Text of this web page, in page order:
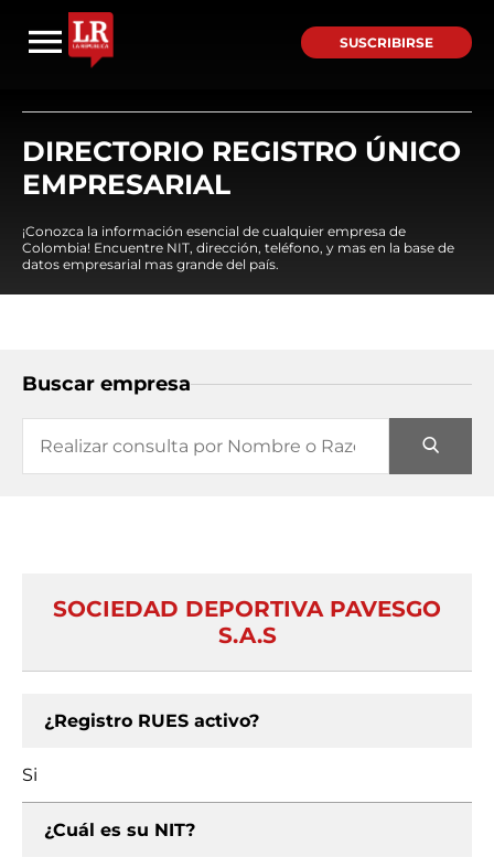
SUSCRIBIRSE
DIRECTORIO REGISTRO ÚNICO
EMPRESARIAL
¡Conozca la información esencial de cualquier empresa de
Colombia! Encuentre NIT, dirección, teléfono, y mas en la base de
datos empresarial mas grande del país.
Buscar empresa
SOCIEDAD DEPORTIVA PAVESGO
S.A.S
¿Registro RUES activo?
Si
¿Cuál es su NIT?